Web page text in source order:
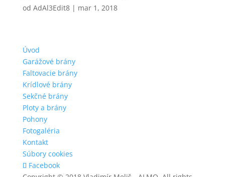
od AdAl3Edit8| mar 1, 2018
Úvod
Garážové brány
Faltovacie brány
Krídlové brány
Sekčné brány
Ploty a brány
Pohony
Fotogaléria
Kontakt
Súbory cookies
Facebook